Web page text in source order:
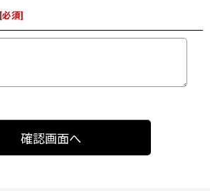
[必須]
確認画面へ